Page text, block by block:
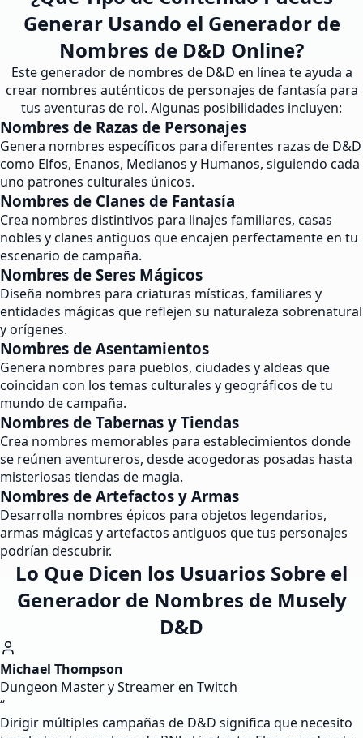
Generar Usando el Generador de
Nombres de D&D Online?
Este generador de nombres de D&D en línea te ayuda a
crear nombres auténticos de personajes de fantasía para
tus aventuras de rol. Algunas posibilidades incluyen:
Nombres de Razas de Personajes
Genera nombres específicos para diferentes razas de D&D
como Elfos, Enanos, Medianos y Humanos, siguiendo cada
uno patrones culturales únicos.
Nombres de Clanes de Fantasía
Crea nombres distintivos para linajes familiares, casas
nobles y clanes antiguos que encajen perfectamente en tu
escenario de campaña.
Nombres de Seres Mágicos
Diseña nombres para criaturas místicas, familiares y
entidades mágicas que reflejen su naturaleza sobrenatural
y orígenes.
Nombres de Asentamientos
Genera nombres para pueblos, ciudades y aldeas que
coincidan con los temas culturales y geográficos de tu
mundo de campaña.
Nombres de Tabernas y Tiendas
Crea nombres memorables para establecimientos donde
se reúnen aventureros, desde acogedoras posadas hasta
misteriosas tiendas de magia.
Nombres de Artefactos y Armas
Desarrolla nombres épicos para objetos legendarios,
armas mágicas y artefactos antiguos que tus personajes
podrían descubrir.
Lo Que Dicen los Usuarios Sobre el
Generador de Nombres de Musely
D&D
Michael Thompson
Dungeon Master y Streamer en Twitch
“
Dirigir múltiples campañas de D&D significa que necesito